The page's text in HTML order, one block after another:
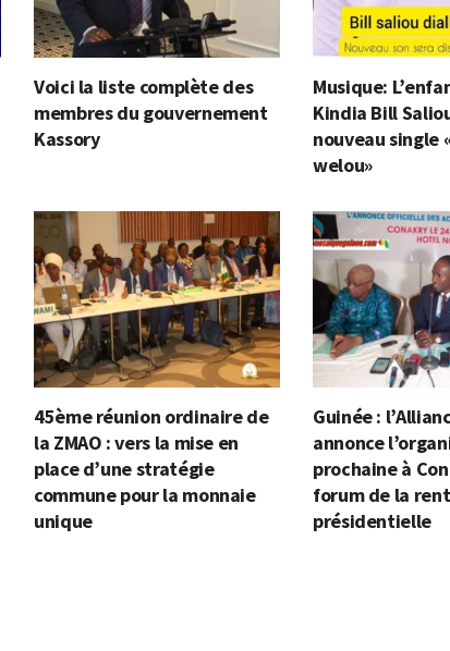
Voici la liste complète des
membres du gouvernement
Kassory
Musique:
Kindia Bill
nouveau single
welou»
45ème réunion ordinaire de
la ZMAO : vers la mise en
place d’une stratégie
commune pour la monnaie
unique
Guinée :
annonce
prochaine à
forum de la
présidentielle